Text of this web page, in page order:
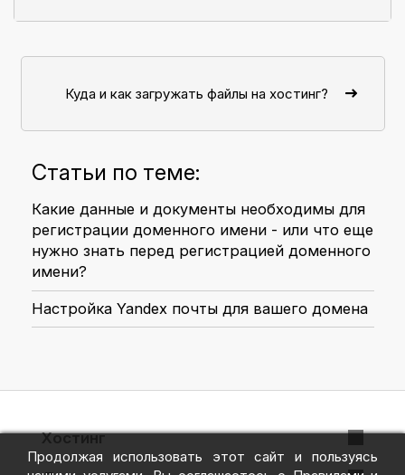
Куда и как загружать файлы на хостинг?
Статьи по теме:
Какие данные и документы необходимы для
регистрации доменного имени - или что еще
нужно знать перед регистрацией доменного
имени?
Настройка Yandex почты для вашего домена
Хостинг
Продолжая использовать этот сайт и пользуясь